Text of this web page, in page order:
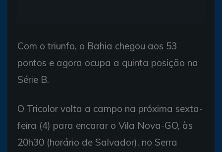
Com o triunfo, o Bahia chegou aos 53
pontos e agora ocupa a quinta posição na
Série B.
O Tricolor volta a campo na próxima sexta-
feira (4) para encarar o Vila Nova-GO, às
20h30 (horário de Salvador), no Serra